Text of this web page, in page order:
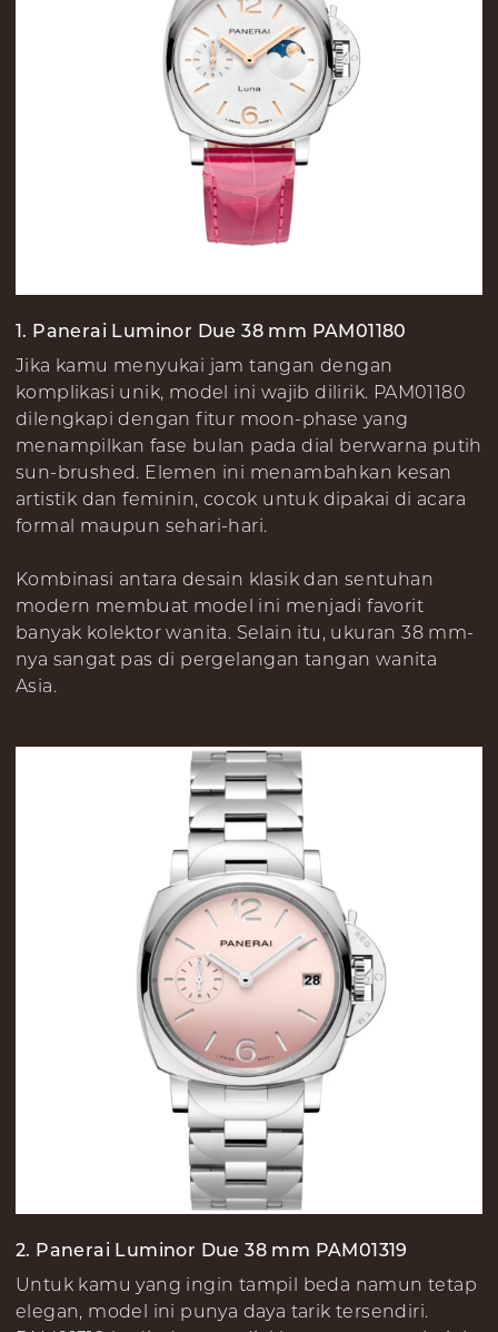
1. Panerai Luminor Due 38 mm PAM01180
Jika kamu menyukai jam tangan dengan
komplikasi unik, model ini wajib dilirik. PAM01180
dilengkapi dengan fitur moon-phase yang
menampilkan fase bulan pada dial berwarna putih
sun-brushed. Elemen ini menambahkan kesan
artistik dan feminin, cocok untuk dipakai di acara
formal maupun sehari-hari.
Kombinasi antara desain klasik dan sentuhan
modern membuat model ini menjadi favorit
banyak kolektor wanita. Selain itu, ukuran 38 mm-
nya sangat pas di pergelangan tangan wanita
Asia.
2. Panerai Luminor Due 38 mm PAM01319
Untuk kamu yang ingin tampil beda namun tetap
elegan, model ini punya daya tarik tersendiri.